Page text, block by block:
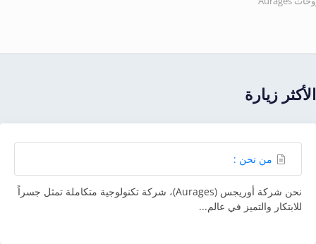
زيارة
من نحن :
نحن شركة أوريجس (Aurages)، شركة تكنولوجية متكاملة تمثل جسراً
والتميز في عالم...